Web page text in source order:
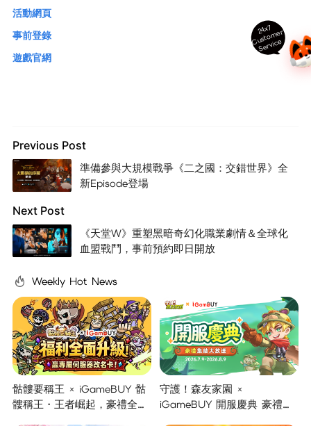
活動網頁
事前登錄
遊戲官網
Previous Post
準備參與大規模戰爭《二之國：交錯世界》全
新Episode登場
Next Post
《天堂W》重塑黑暗奇幻化職業劇情＆全球化
血盟戰鬥，事前預約即日開放
Weekly Hot News
骷髏要稱王 × iGameBUY 骷
髏稱王・王者崛起，豪禮全面
守護！森友家園 ×
iGameBUY 開服慶典 豪禮集
24x7
C
ust
o
m
er
S
ervi
c
e